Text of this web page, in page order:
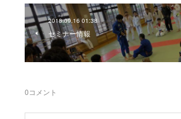
2018.09.16 01:38
セミナー情報
0コメント